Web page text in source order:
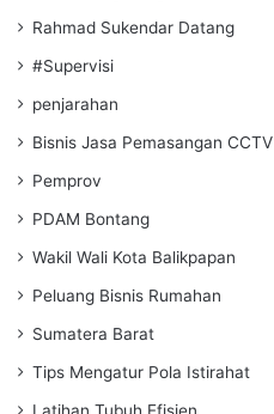
Rahmad Sukendar Datang
#Supervisi
penjarahan
Bisnis Jasa Pemasangan CCTV
Pemprov
PDAM Bontang
Wakil Wali Kota Balikpapan
Peluang Bisnis Rumahan
Sumatera Barat
Tips Mengatur Pola Istirahat